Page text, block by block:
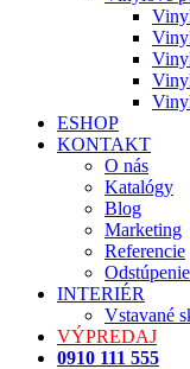
ESHOP
KONTAKT
O nás
Katalógy
Blog
Marketing
Referencie
INTERIÉR
Vstavané
VÝPREDAJ
0910 111 555